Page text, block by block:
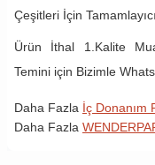
Çeşitleri İçin
Ürün İthal 1.Kalite
Temini için Bizimle
Daha Fazla İç Donanım
Daha Fazla